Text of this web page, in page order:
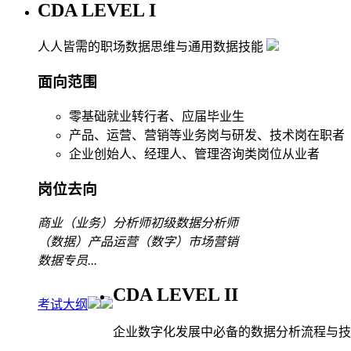
CDA LEVEL I
人人皆需的职场数据思维与通用数据技能
面向范围
零基础就业转行者、应届毕业生
产品、运营、营销等业务岗与研发、技术岗在职者
企业创始人、经理人、管理咨询类岗位从业者
岗位去向
商业（业务）分析师初级数据分析师
（数据）产品运营（数字）市场营销
数据专员...
考试大纲 CDA LEVEL II
企业数字化发展中必备的数据分析流程与